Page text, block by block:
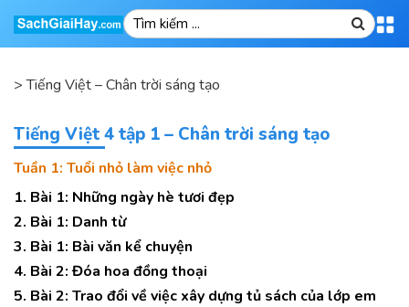
>Tiếng Việt – Chân trời sáng tạo
Tiếng Việt 4 tập 1 – Chân trời sáng tạo
Tuần 1: Tuổi nhỏ làm việc nhỏ
1. Bài 1: Những ngày hè tươi đẹp
2. Bài 1: Danh từ
3. Bài 1: Bài văn kể chuyện
4. Bài 2: Đóa hoa đồng thoại
5. Bài 2: Trao đổi về việc xây dựng tủ sách của lớp em